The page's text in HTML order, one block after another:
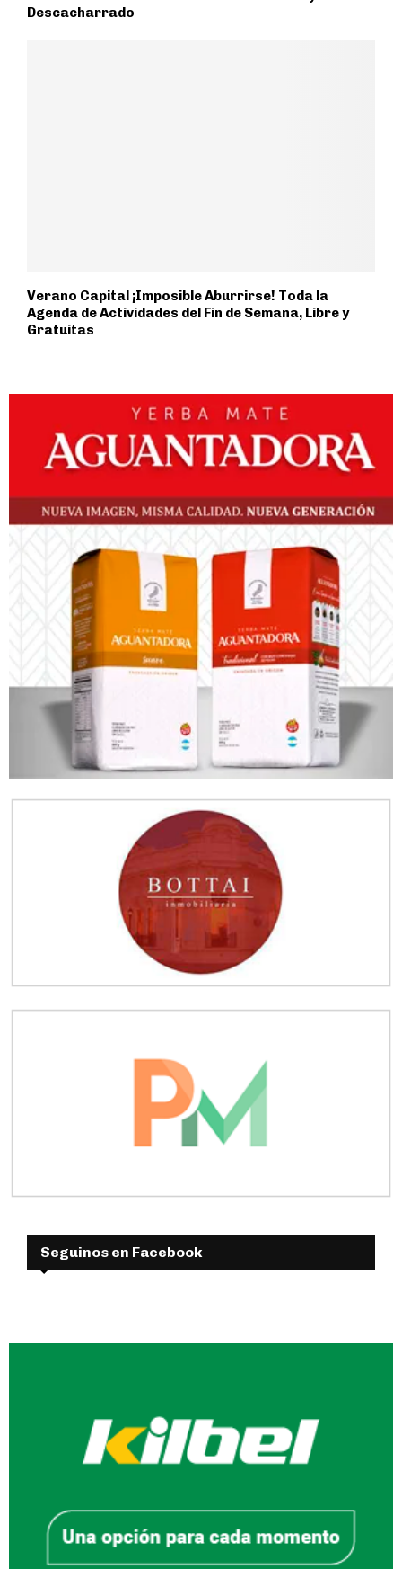
Descacharrado
Verano Capital ¡Imposible Aburrirse! Toda la
Agenda de Actividades del Fin de Semana, Libre y
Gratuitas
Seguinos en Facebook